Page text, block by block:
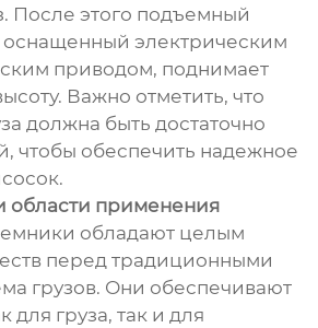
После этого подъемный
оснащенный электрическим
приводом, поднимает
Важно отметить, что
должна быть достаточно
чтобы обеспечить надежное
области применения
обладают целым
перед традиционными
грузов. Они обеспечивают
для груза, так и для